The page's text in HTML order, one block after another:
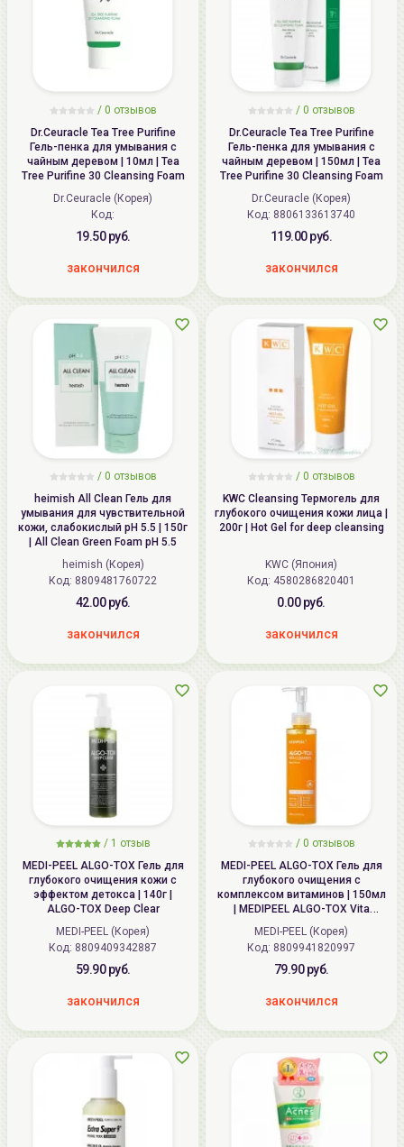
/ 0 отзывов
Dr.Ceuracle Tea Tree Purifine
Гель-пенка для умывания с
чайным деревом | 10мл | Tea
Tree Purifine 30 Cleansing Foam
Dr.Ceuracle (Корея)
Код:
19.50 руб.
закончился
/ 0 отзывов
Dr.Ceuracle Tea Tree Purifine
Гель-пенка для умывания с
чайным деревом | 150мл | Tea
Tree Purifine 30 Cleansing Foam
Dr.Ceuracle (Корея)
Код: 8806133613740
119.00 руб.
закончился
/ 0 отзывов
heimish All Clean Гель для
умывания для чувствительной
кожи, слабокислый pH 5.5 | 150г
| All Clean Green Foam pH 5.5
heimish (Корея)
Код: 8809481760722
42.00 руб.
закончился
/ 0 отзывов
KWC Cleansing Термогель для
глубокого очищения кожи лица |
200г | Hot Gel for deep cleansing
KWC (Япония)
Код: 4580286820401
0.00 руб.
закончился
/ 1 отзыв
MEDI-PEEL ALGO-TOX Гель для
глубокого очищения кожи с
эффектом детокса | 140г |
ALGO-TOX Deep Clear
MEDI-PEEL (Корея)
Код: 8809409342887
59.90 руб.
закончился
/ 0 отзывов
MEDI-PEEL ALGO-TOX Гель для
глубокого очищения с
комплексом витаминов | 150мл
| MEDIPEEL ALGO-TOX Vita
Cleanser
MEDI-PEEL (Корея)
Код: 8809941820997
79.90 руб.
закончился